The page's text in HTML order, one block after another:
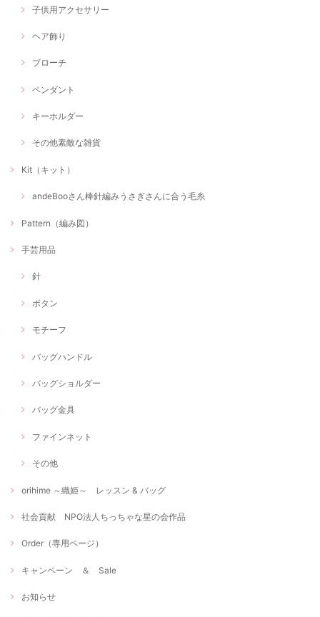
子供用アクセサリー
ヘア飾り
ブローチ
ペンダント
キーホルダー
その他素敵な雑貨
Kit（キット）
andeBooさん棒針編みうさぎさんに合う毛糸
Pattern（編み図）
手芸用品
針
ボタン
モチーフ
バッグハンドル
バッグショルダー
バッグ金具
ファインネット
その他
orihime ～織姫～ レッスン & バッグ
社会貢献 NPO法人ちっちゃな星の会作品
Order（専用ページ）
キャンペーン ＆ Sale
お知らせ